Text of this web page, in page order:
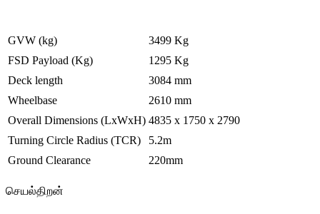
GVW (kg)
3499 Kg
FSD Payload (Kg)
1295 Kg
Deck length
3084 mm
Wheelbase
2610 mm
Overall Dimensions (LxWxH) 4835 x 1750 x 2790
Turning Circle Radius (TCR)
5.2m
Ground Clearance
220mm
செயல்திறன்